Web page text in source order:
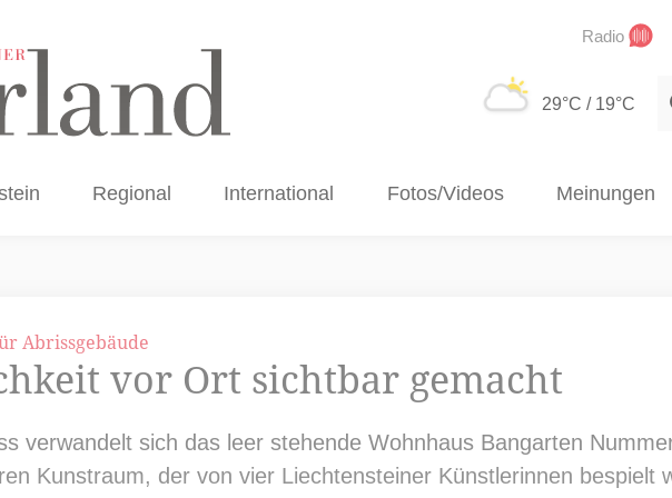
Radio
29°C / 19°C
Regional International Fotos/Videos Meinungen
Abrissgebäude
vor Ort sichtbar gemacht
verwandelt sich das leer stehende Wohnhaus Bangarten
Kunstraum, der von vier Liechtensteiner Künstlerinnen bespielt